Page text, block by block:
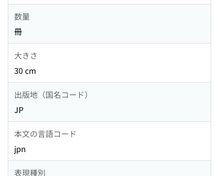
数量
冊
大きさ
30 cm
出版地（国名コード）
JP
本文の言語コード
jpn
表現種別